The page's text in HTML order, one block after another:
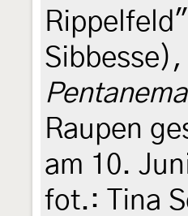
Raupen
am 10.
fot.: Tina